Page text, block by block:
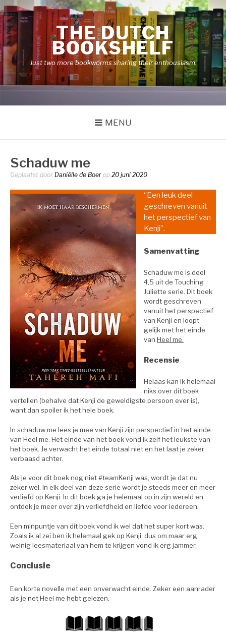
Naar
de
inhoud
springen
THE DUTCH
BOOKSHELF
Just two more bookworms sharing their enthousiasm.
MENU
Schaduw me
Geplaatst door Daniëlle de Boer op 20 juni 2020
“Een leuk deel
geschreven vanuit
het perspectief van
Kenji”.
Samenvatting
Schaduw me is deel
4,5 uit de Touching
Juliette serie. Dit boek
wordt geschreven
vanuit het perspectief
van Kenji en loopt
gelijk met het einde
van Heel me.
Recensie
Helaas kan ik helemaal
niks over dit boek
vertellen (behalve dat Kenji de geweldigste persoon ever is),
want dan spoiler ik het hele boek.
In schaduw me lees je mee van Kenji zijn perspectief in het einde
van Heel me. Het einde van het boek vond ik zelf het leukste van
het boek. Je verwacht het einde totaal niet en het laat je zeker
verbaasd achter.
Als je voor dit boek nog niet #teamKenji was, wordt je dat nu
zeker wel. In elk deel van deze serie wordt je steeds meer en meer
verliefd op Kenji. In dit boek ga je helemaal op in zijn wereld en
ontdek je meer over zijn verliefdheid en liefde voor iedereen.
Een minpuntje van dit boek vond ik wel dat het super kort was.
Zoals ik al zei ben ik helemaal gek op Kenji, dus om maar erg
weinig leesmateriaal van hem te krijgen vond ik erg jammer.
Conclusie
Een korte novelle met een onverwacht einde. Zeker een aanrader
als je net Heel me hebt gelezen.